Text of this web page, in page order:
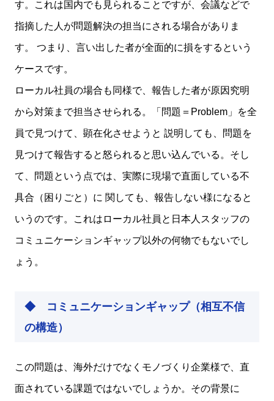
す。これは国内でも見られることですが、会議などで
指摘した人が問題解決の担当にされる場合がありま
す。 つまり、言い出した者が全面的に損をするという
ケースです。
ローカル社員の場合も同様で、報告した者が原因究明
から対策まで担当させられる。「問題＝Problem」を全
員で見つけて、顕在化させようと 説明しても、問題を
見つけて報告すると怒られると思い込んでいる。そし
て、問題という点では、実際に現場で直面している不
具合（困りごと）に 関しても、報告しない様になると
いうのです。これはローカル社員と日本人スタッフの
コミュニケーションギャップ以外の何物でもないでし
ょう。
◆ コミュニケーションギャップ（相互不信
の構造）
この問題は、海外だけでなくモノづくり企業様で、直
面されている課題ではないでしょうか。その背景に